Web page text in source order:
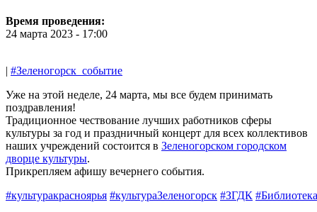
Время проведения:
24 марта 2023 - 17:00
| #Зеленогорск_событие
Уже на этой неделе, 24 марта, мы все будем принимать
поздравления!
Традиционное чествование лучших работников сферы
культуры за год и праздничный концерт для всех коллективов
наших учреждений состоится в Зеленогорском городском
дворце культуры.
Прикрепляем афишу вечернего события.
#культуракрасноярья #культураЗеленогорск #ЗГДК #Библиотека